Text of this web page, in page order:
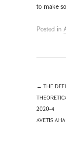
to make
Posted in
← THE
2020-4
AVETIS